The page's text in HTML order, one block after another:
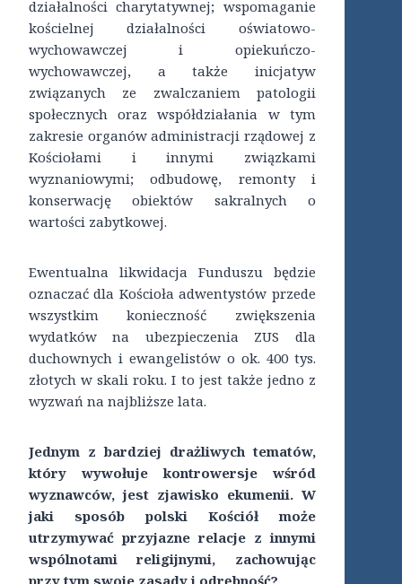
działalności charytatywnej; wspomaganie
kościelnej działalności oświatowo-
wychowawczej i opiekuńczo-
wychowawczej, a także inicjatyw
związanych ze zwalczaniem patologii
społecznych oraz współdziałania w tym
zakresie organów administracji rządowej z
Kościołami i innymi związkami
wyznaniowymi; odbudowę, remonty i
konserwację obiektów sakralnych o
wartości zabytkowej.
Ewentualna likwidacja Funduszu będzie
oznaczać dla Kościoła adwentystów przede
wszystkim konieczność zwiększenia
wydatków na ubezpieczenia ZUS dla
duchownych i ewangelistów o ok. 400 tys.
złotych w skali roku. I to jest także jedno z
wyzwań na najbliższe lata.
Jednym z bardziej drażliwych tematów,
który wywołuje kontrowersje wśród
wyznawców, jest zjawisko ekumenii. W
jaki sposób polski Kościół może
utrzymywać przyjazne relacje z innymi
wspólnotami religijnymi, zachowując